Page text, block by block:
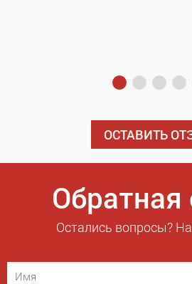
ОСТАВИТЬ
Обратная
Остались вопросы?